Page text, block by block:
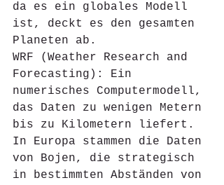
da es ein globales Modell
ist, deckt es den gesamten
Planeten ab.
WRF (Weather Research and
Forecasting): Ein
numerisches Computermodell,
das Daten zu wenigen Metern
bis zu Kilometern liefert.
In Europa stammen die Daten
von Bojen, die strategisch
in bestimmten Abständen von